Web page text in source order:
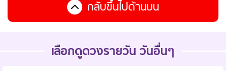
กลับขึ้นไปด้านบน
เลือกดูดวงรายวัน วันอื่นๆ